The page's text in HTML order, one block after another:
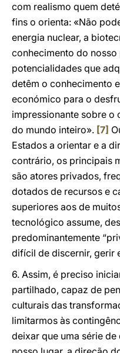
com realismo quem
fins o orienta: «Não
energia nuclear, a
conhecimento do
potencialidades que
detêm o conhecimento
económico para o
impressionante sobre o
do mundo inteiro». [7]
Estados a orientar e a
contrário, os principais
são atores privados,
dotados de recursos e
superiores aos de
tecnológico assume,
predominantemente
difícil de discernir, gerir
6. Assim, é preciso
partilhado, capaz de
culturais das
limitarmos às
deixar que uma série